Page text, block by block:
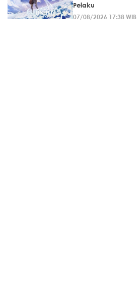
Pelaku
07/08/2026 17:38 WIB